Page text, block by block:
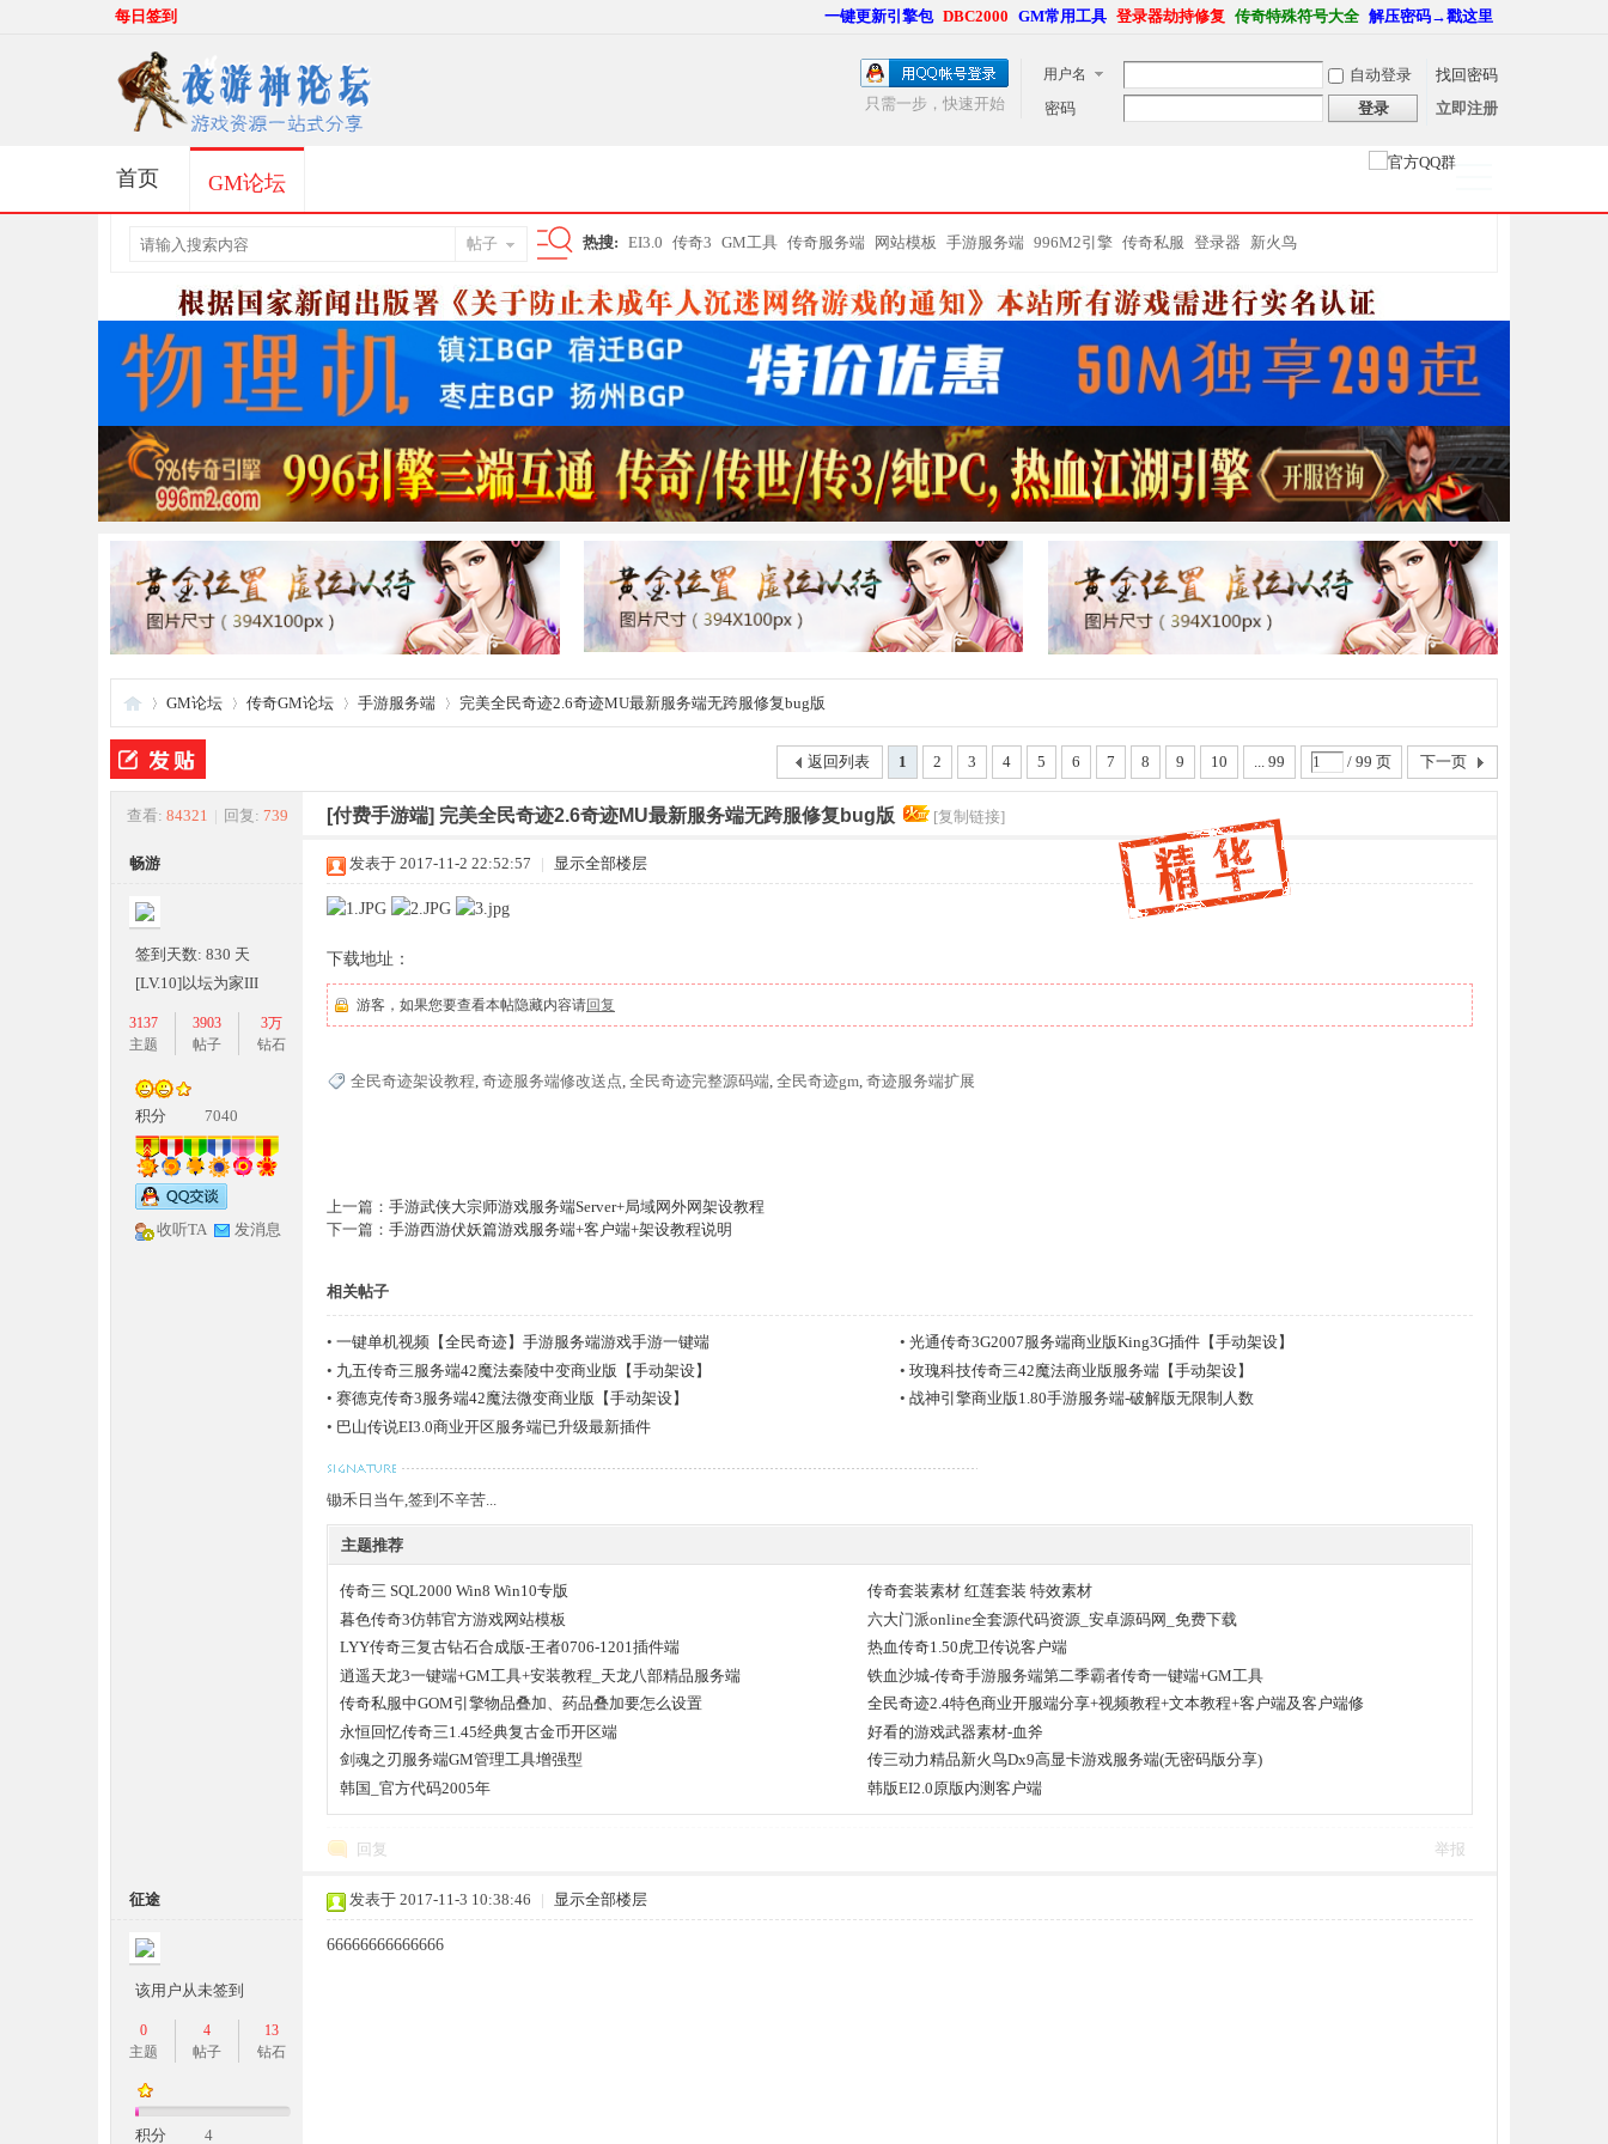
每日签到 一键更新引擎包 DBC2000 GM常用工具 登录器劫持修复 传奇特殊符号大全 解压密码→戳这里
用户名 自动登录
找回密码
密码
登录 立即注册
只需一步，快速开始
首页 GM论坛
帖子
索
热搜: EI3.0 传奇3 GM工具 传奇服务端 网站模板 手游服务端 996M2引擎 传奇私服 登录器 新火鸟
夜
游
传
»
GM论坛
›
传奇GM论坛
›
手游服务端 完美全民奇迹2.6奇迹MU最新服务端无跨服修复bug版
1 2 3 4 5 6 7 8 9 10 ... 99 / 99 页 下一页
返回列表
查看: 84321 | 回复: 739 [付费手游端] 完美全民奇迹2.6奇迹MU最新服务端无跨服修复bug版 [复制链接]
畅游
签到天数: 830 天
[LV.10]以坛为家III
3137
主题
3903
帖子
3万
钻石
积分 7040
收听TA 发消息
发表于 2017-11-2 22:52:57 | 显示全部楼层
下载地址：
游客，如果您要查看本帖隐藏内容请回复
全民奇迹架设教程, 奇迹服务端修改送点, 全民奇迹完整源码端, 全民奇迹gm, 奇迹服务端扩展
上一篇： 手游武侠大宗师游戏服务端Server+局域网外网架设教程
下一篇： 手游西游伏妖篇游戏服务端+客户端+架设教程说明
相关帖子
• 一键单机视频【全民奇迹】手游服务端游戏手游一键端 • 光通传奇3G2007服务端商业版King3G插件【手动架设】
• 九五传奇三服务端42魔法秦陵中变商业版【手动架设】 • 玫瑰科技传奇三42魔法商业版服务端【手动架设】
• 赛德克传奇3服务端42魔法微变商业版【手动架设】 • 战神引擎商业版1.80手游服务端-破解版无限制人数
• 巴山传说EI3.0商业开区服务端已升级最新插件
锄禾日当午,签到不辛苦...
主题推荐
传奇三 SQL2000 Win8 Win10专版
传奇套装素材 红莲套装 特效素材
暮色传奇3仿韩官方游戏网站模板
六大门派online全套源代码资源_安卓源码网_免费下载
LYY传奇三复古钻石合成版-王者0706-1201插件端
热血传奇1.50虎卫传说客户端
逍遥天龙3一键端+GM工具+安装教程_天龙八部精品服务端
铁血沙城-传奇手游服务端第二季霸者传奇一键端+GM工具
传奇私服中GOM引擎物品叠加、药品叠加要怎么设置
全民奇迹2.4特色商业开服端分享+视频教程+文本教程+客户端及客户端修
改
永恒回忆传奇三1.45经典复古金币开区端
好看的游戏武器素材-血斧
剑魂之刃服务端GM管理工具增强型
传三动力精品新火鸟Dx9高显卡游戏服务端(无密码版分享)
韩国_官方代码2005年
韩版EI2.0原版内测客户端
回复 举报
征途
该用户从未签到
0
主题
4
帖子
13
钻石
积分 4
发表于 2017-11-3 10:38:46 | 显示全部楼层
66666666666666